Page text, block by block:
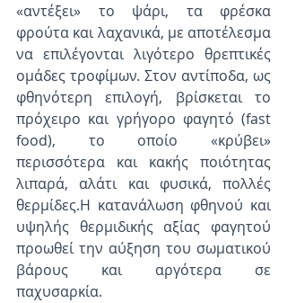
«αντέξει» το ψάρι, τα φρέσκα
φρούτα και λαχανικά, με αποτέλεσμα
να επιλέγονται λιγότερο θρεπτικές
ομάδες τροφίμων. Στον αντίποδα, ως
φθηνότερη επιλογή, βρίσκεται το
πρόχειρο και γρήγορο φαγητό (fast
food), το οποίο «κρύβει»
περισσότερα και κακής ποιότητας
λιπαρά, αλάτι και φυσικά, πολλές
θερμίδες.Η κατανάλωση φθηνού και
υψηλής θερμιδικής αξίας φαγητού
προωθεί την αύξηση του σωματικού
βάρους και αργότερα σε
παχυσαρκία.